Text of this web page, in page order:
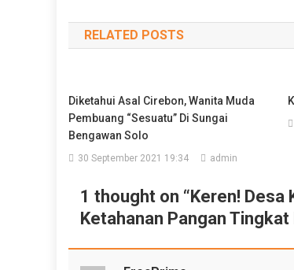
pos
RELATED POSTS
Diketahui Asal Cirebon, Wanita Muda
Pembuang “Sesuatu” Di Sungai
Bengawan Solo
30 September 2021 19:34 admin
1 thought on “Keren! Desa
Ketahanan Pangan Tingkat